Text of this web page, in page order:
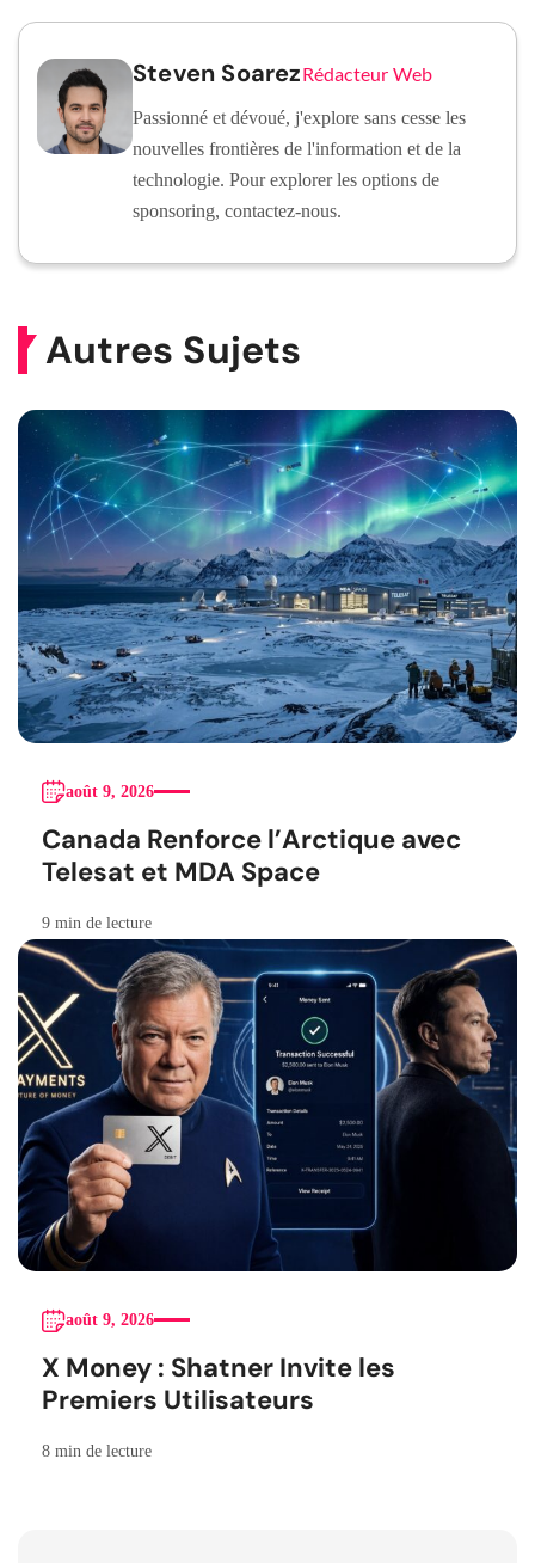
Steven SoarezRédacteur Web
Passionné et dévoué, j'explore sans cesse les
nouvelles frontières de l'information et de la
technologie. Pour explorer les options de
sponsoring, contactez-nous.
Autres Sujets
août 9, 2026
Canada Renforce l’Arctique avec
Telesat et MDA Space
9 min de lecture
août 9, 2026
X Money : Shatner Invite les
Premiers Utilisateurs
8 min de lecture